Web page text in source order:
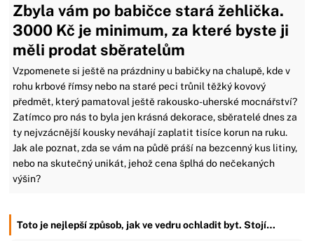
Zbyla vám po babičce stará žehlička.
3000 Kč je minimum, za které byste ji
měli prodat sběratelům
Vzpomenete si ještě na prázdniny u babičky na chalupě, kde v
rohu krbové římsy nebo na staré peci trůnil těžký kovový
předmět, který pamatoval ještě rakousko-uherské mocnářství?
Zatímco pro nás to byla jen krásná dekorace, sběratelé dnes za
ty nejvzácnější kousky neváhají zaplatit tisíce korun na ruku.
Jak ale poznat, zda se vám na půdě práší na bezcenný kus litiny,
nebo na skutečný unikát, jehož cena šplhá do nečekaných
výšin?
Toto je nejlepší způsob, jak ve vedru ochladit byt. Stojí…